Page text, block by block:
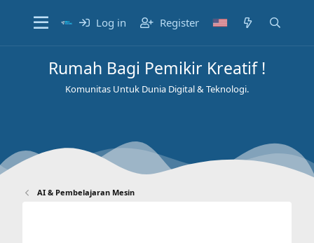
Log in Register
Rumah Bagi Pemikir Kreatif !
Komunitas Untuk Dunia Digital & Teknologi.
AI & Pembelajaran Mesin